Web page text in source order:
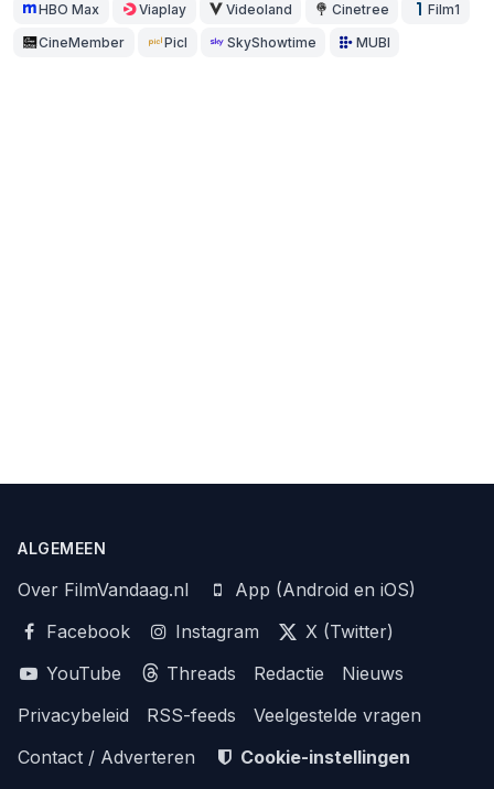
HBO Max Viaplay Videoland Cinetree Film1
CineMember Picl SkyShowtime MUBI
ALGEMEEN
Over FilmVandaag.nl
App (Android en iOS)
Facebook
Instagram
X (Twitter)
YouTube
Threads Redactie
Nieuws
Privacybeleid
RSS-feeds
Veelgestelde vragen
Contact / Adverteren
Cookie-instellingen